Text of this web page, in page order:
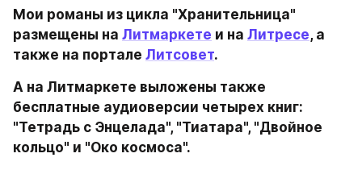
Мои романы из цикла "Хранительница"
размещены на Литмаркете и на Литресе, а
также на портале Литсовет.
А на Литмаркете выложены также
бесплатные аудиоверсии четырех книг:
"Тетрадь с Энцелада", "Тиатара", "Двойное
кольцо" и "Око космоса".